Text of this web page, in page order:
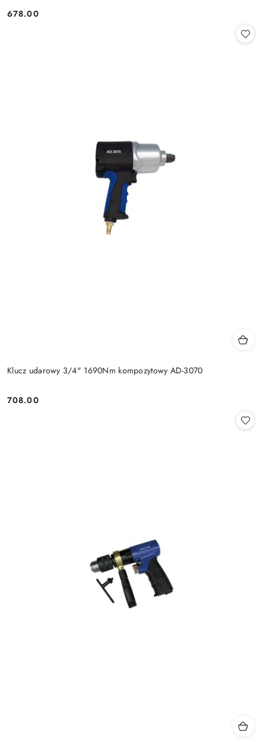
Cena:
678.00
Klucz udarowy 3/4" 1690Nm kompozytowy AD-3070
Cena:
708.00